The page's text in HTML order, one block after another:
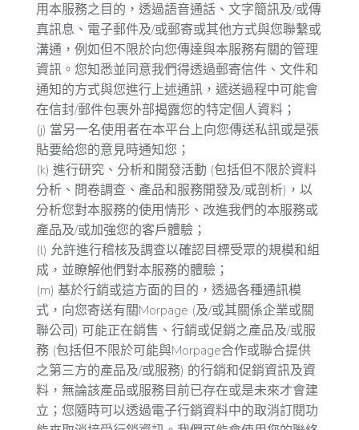
用本服務之目的，透過語音通話、文字簡訊及/或傳
真訊息、電子郵件及/或郵寄或其他方式與您聯繫或
溝通，例如但不限於向您傳達與本服務有關的管理
資訊。您知悉並同意我們得透過郵寄信件、文件和
通知的方式與您進行上述通訊，遞送過程中可能會
在信封/郵件包裹外部揭露您的特定個人資料；
(j) 當另一名使用者在本平台上向您傳送私訊或是張
貼要給您的意見時通知您；
(k) 進行研究、分析和開發活動 (包括但不限於資料
分析、問卷調查、產品和服務開發及/或剖析)，以
分析您對本服務的使用情形、改進我們的本服務或
產品及/或加強您的客戶體驗；
(l) 允許進行稽核及調查以確認目標受眾的規模和組
成，並瞭解他們對本服務的體驗；
(m) 基於行銷或這方面的目的，透過各種通訊模
式，向您寄送有關Morpage (及/或其關係企業或關
聯公司) 可能正在銷售、行銷或促銷之產品及/或服
務 (包括但不限於可能與Morpage合作或聯合提供
之第三方的產品及/或服務) 的行銷和促銷資訊及資
料，無論該產品或服務目前已存在或是未來才會建
立；您隨時可以透過電子行銷資料中的取消訂閱功